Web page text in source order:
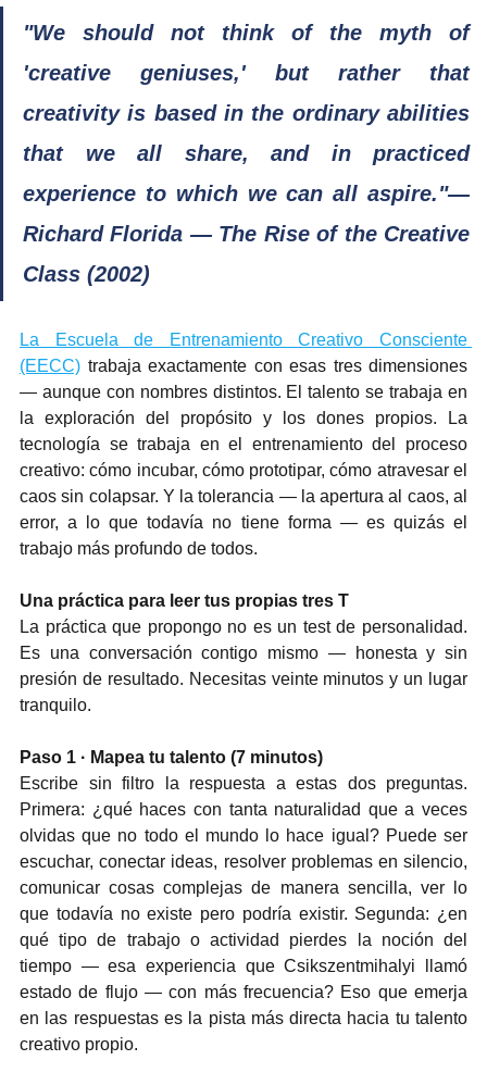
"We should not think of the myth of
'creative geniuses,' but rather that
creativity is based in the ordinary abilities
that we all share, and in practiced
experience to which we can all aspire."—
Richard Florida — The Rise of the Creative
Class (2002)
La Escuela de Entrenamiento Creativo Consciente
(EECC) trabaja exactamente con esas tres dimensiones
— aunque con nombres distintos. El talento se trabaja en
la exploración del propósito y los dones propios. La
tecnología se trabaja en el entrenamiento del proceso
creativo: cómo incubar, cómo prototipar, cómo atravesar el
caos sin colapsar. Y la tolerancia — la apertura al caos, al
error, a lo que todavía no tiene forma — es quizás el
trabajo más profundo de todos.
Una práctica para leer tus propias tres T
La práctica que propongo no es un test de personalidad.
Es una conversación contigo mismo — honesta y sin
presión de resultado. Necesitas veinte minutos y un lugar
tranquilo.
Paso 1 · Mapea tu talento (7 minutos)
Escribe sin filtro la respuesta a estas dos preguntas.
Primera: ¿qué haces con tanta naturalidad que a veces
olvidas que no todo el mundo lo hace igual? Puede ser
escuchar, conectar ideas, resolver problemas en silencio,
comunicar cosas complejas de manera sencilla, ver lo
que todavía no existe pero podría existir. Segunda: ¿en
qué tipo de trabajo o actividad pierdes la noción del
tiempo — esa experiencia que Csikszentmihalyi llamó
estado de flujo — con más frecuencia? Eso que emerja
en las respuestas es la pista más directa hacia tu talento
creativo propio.